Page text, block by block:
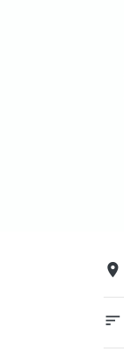
place
sort